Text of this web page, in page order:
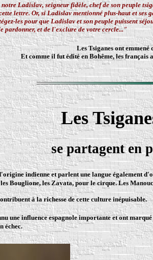
Ladislav, seigneur fidèle, chef de son peuple
lettre. Or, si Ladislav mentionné plus-haut et
les pour que Ladislav et son peuple puissent
pardonner, et de l'exclure de votre cercle..."
Les Tsiganes ont emmené
Et comme il fut édité en Bohême, les français
Les
se partagent en
indienne et parlent une langue également
les Bouglione, les Zavata, pour le cirque. Les
à la richesse de cette culture inépuisable.
une influence espagnole importante et ont
échec.